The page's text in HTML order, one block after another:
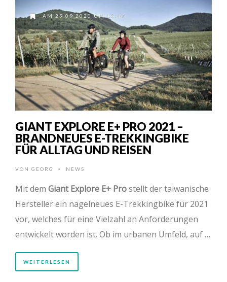
AM 29.09.2020 UM 16:47
GIANT EXPLORE E+ PRO 2021 –
BRANDNEUES E-TREKKINGBIKE
FÜR ALLTAG UND REISEN
VON GEORG • NEWS
Mit dem Giant Explore E+ Prostellt der taiwanische
Hersteller ein nagelneues E-Trekkingbike für 2021
vor, welches für eine Vielzahl an Anforderungen
entwickelt worden ist. Ob im urbanen Umfeld, auf …
WEITERLESEN